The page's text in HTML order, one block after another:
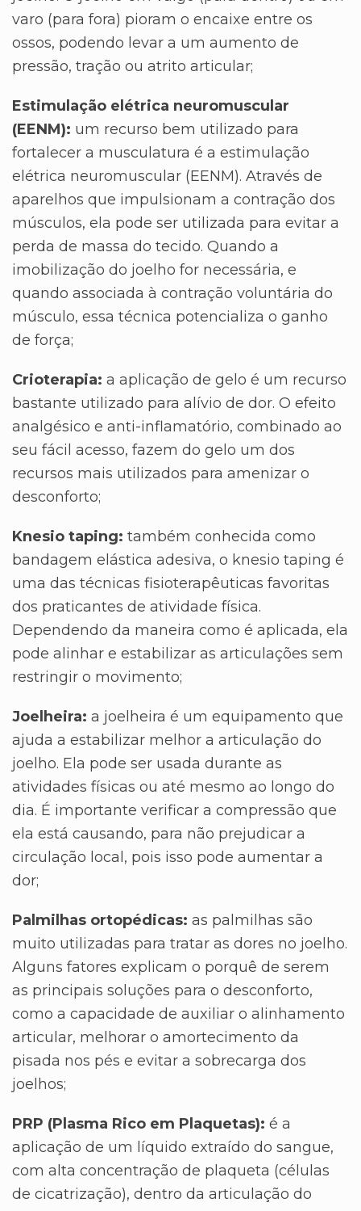
varo (para fora) pioram o encaixe entre os
ossos, podendo levar a um aumento de
pressão, tração ou atrito articular;
Estimulação elétrica neuromuscular
(EENM): um recurso bem utilizado para
fortalecer a musculatura é a estimulação
elétrica neuromuscular (EENM). Através de
aparelhos que impulsionam a contração dos
músculos, ela pode ser utilizada para evitar a
perda de massa do tecido. Quando a
imobilização do joelho for necessária, e
quando associada à contração voluntária do
músculo, essa técnica potencializa o ganho
de força;
Crioterapia: a aplicação de gelo é um recurso
bastante utilizado para alívio de dor. O efeito
analgésico e anti-inflamatório, combinado ao
seu fácil acesso, fazem do gelo um dos
recursos mais utilizados para amenizar o
desconforto;
Knesio taping: também conhecida como
bandagem elástica adesiva, o knesio taping é
uma das técnicas fisioterapêuticas favoritas
dos praticantes de atividade física.
Dependendo da maneira como é aplicada, ela
pode alinhar e estabilizar as articulações sem
restringir o movimento;
Joelheira: a joelheira é um equipamento que
ajuda a estabilizar melhor a articulação do
joelho. Ela pode ser usada durante as
atividades físicas ou até mesmo ao longo do
dia. É importante verificar a compressão que
ela está causando, para não prejudicar a
circulação local, pois isso pode aumentar a
dor;
Palmilhas ortopédicas: as palmilhas são
muito utilizadas para tratar as dores no joelho.
Alguns fatores explicam o porquê de serem
as principais soluções para o desconforto,
como a capacidade de auxiliar o alinhamento
articular, melhorar o amortecimento da
pisada nos pés e evitar a sobrecarga dos
joelhos;
PRP (Plasma Rico em Plaquetas): é a
aplicação de um líquido extraído do sangue,
com alta concentração de plaqueta (células
de cicatrização), dentro da articulação do